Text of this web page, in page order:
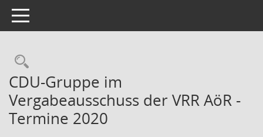
Toggle navigation
Rechercheauswahl
CDU-Gruppe im
Vergabeausschuss der VRR AöR -
Termine 2020